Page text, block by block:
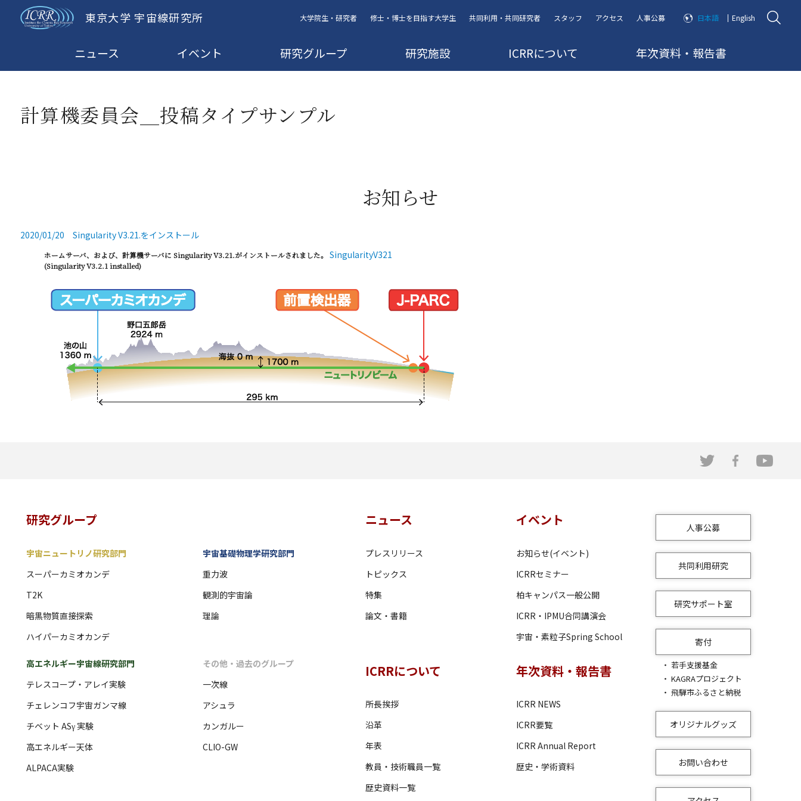
東京大学 宇宙線研究所 大学院生・研究者 修士・博士を目指す大学生 共同利用・共同研究者 スタッフ アクセス 人事公募 日本語 English
ニュース イベント 研究グループ 研究施設 ICRRについて 年次資料・報告書
計算機委員会＿投稿タイプサンプル
お知らせ
2020/01/20 Singularity V3.21.をインストール
ホームサーバ、および、計算機サーバに Singularity V3.21.がインストールされました。 SingularityV321
(Singularity V3.2.1 installed)
研究グループ
宇宙ニュートリノ研究部門
スーパーカミオカンデ
T2K
暗黒物質直接探索
ハイパーカミオカンデ
宇宙基礎物理学研究部門
重力波
観測的宇宙論
理論
高エネルギー宇宙線研究部門
テレスコープ・アレイ実験
チェレンコフ宇宙ガンマ線
チベット ASγ 実験
高エネルギー天体
ALPACA実験
その他・過去のグループ
一次線
アシュラ
カンガルー
CLIO-GW
ニュース
プレスリリース
トピックス
特集
論文・書籍
イベント
お知らせ(イベント)
ICRRセミナー
柏キャンパス一般公開
ICRR・IPMU合同講演会
宇宙・素粒子Spring School
ICRRについて
所長挨拶
沿革
年表
教員・技術職員一覧
歴史資料一覧
年次資料・報告書
ICRR NEWS
ICRR要覧
ICRR Annual Report
歴史・学術資料
人事公募
共同利用研究
研究サポート室
寄付
若手支援基金
KAGRAプロジェクト
飛騨市ふるさと納税
オリジナルグッズ
お問い合わせ